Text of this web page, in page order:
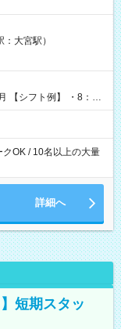
間】試
大宮駅）
OK / 10名以上の大量
詳細へ
短期スタッ